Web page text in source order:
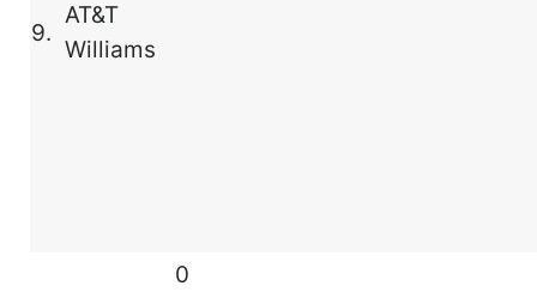
9.
AT&T
Williams
0